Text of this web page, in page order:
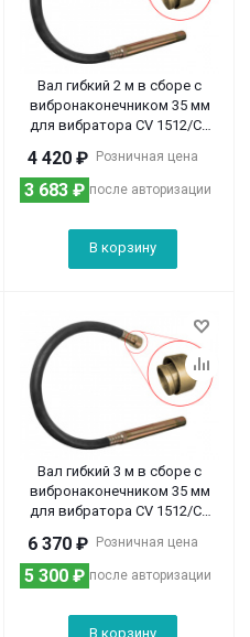
Вал гибкий 2 м в сборе с
вибронаконечником 35 мм
для вибратора CV 1512/CV
Розничная цена
4 420 ₽
после авторизации
3 683 ₽
В корзину
Вал гибкий 3 м в сборе с
вибронаконечником 35 мм
для вибратора CV 1512/CV
Розничная цена
6 370 ₽
после авторизации
5 300 ₽
В корзину